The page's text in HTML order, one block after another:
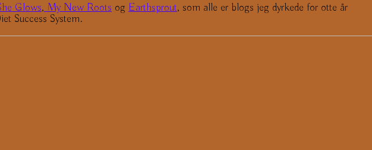
Glows, My New Roots og Earthsprout, som alle er blogs jeg dyrkede for otte år
Success System.